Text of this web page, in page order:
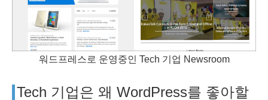
워드프레스로 운영중인 Tech 기업 Newsroom
Tech 기업은 왜 WordPress를 좋아할